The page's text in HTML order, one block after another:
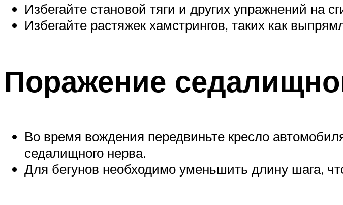
Избегайте становой тяги и других упражнений на
Избегайте растяжек хамстрингов, таких как
Поражение
Во время вождения передвиньте кресло
седалищного нерва.
Для бегунов необходимо уменьшить длину шага,